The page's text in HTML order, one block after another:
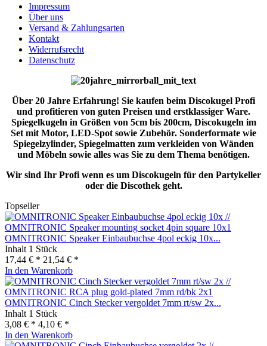
Impressum
Über uns
Versand & Zahlungsarten
Kontakt
Widerrufsrecht
Datenschutz
Über 20 Jahre Erfahrung! Sie kaufen beim Discokugel Profi
und profitieren von guten Preisen und erstklassiger Ware.
Spiegelkugeln in Größen von 5cm bis 200cm, Discokugeln im
Set mit Motor, LED-Spot sowie Zubehör. Sonderformate wie
Spiegelzylinder, Spiegelmatten zum verkleiden von Wänden
und Möbeln sowie alles was Sie zu dem Thema benötigen.
Wir sind Ihr Profi wenn es um Discokugeln für den Partykeller
oder die Discothek geht.
Topseller
OMNITRONIC Speaker Einbaubuchse 4pol eckig 10x...
Inhalt 1 Stück
17,44 € * 21,54 € *
In den Warenkorb
OMNITRONIC Cinch Stecker vergoldet 7mm rt/sw 2x...
Inhalt 1 Stück
3,08 € * 4,10 € *
In den Warenkorb